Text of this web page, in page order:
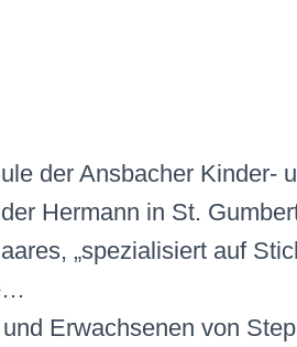
der Ansbacher Kinder-
Hermann in St.
„spezialisiert auf
Erwachsenen von